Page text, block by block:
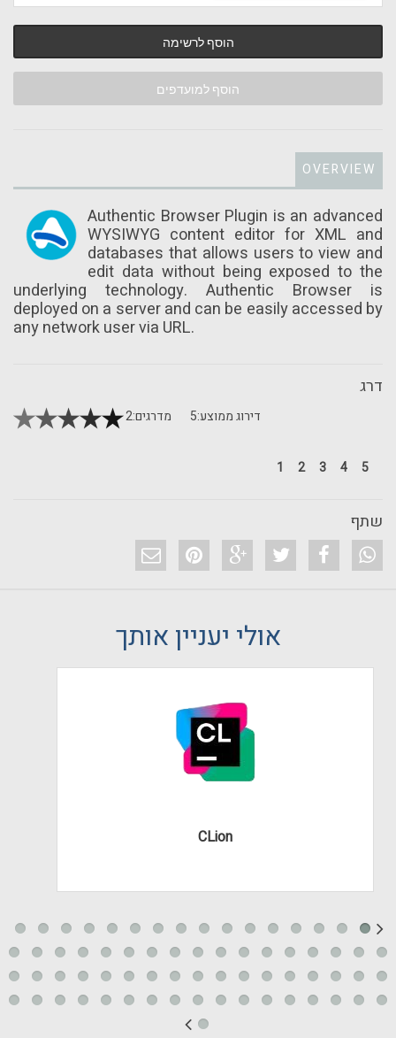
הוסף לרשימה
הוסף למועדפים
OVERVIEW
Authentic Browser Plugin is an advanced
WYSIWYG content editor for XML and
databases that allows users to view and
edit data without being exposed to the
underlying technology. Authentic Browser is
deployed on a server and can be easily accessed by
any network user via URL.
דרג
דירוג ממוצע:5 מדרגים:2
5
4
3
2
1
שתף
אולי יעניין אותך
CLion